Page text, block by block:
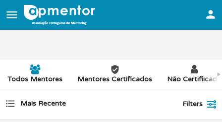
Todos Mentores Mentores Certificados Não Certifiicado
Mais Recente Filters